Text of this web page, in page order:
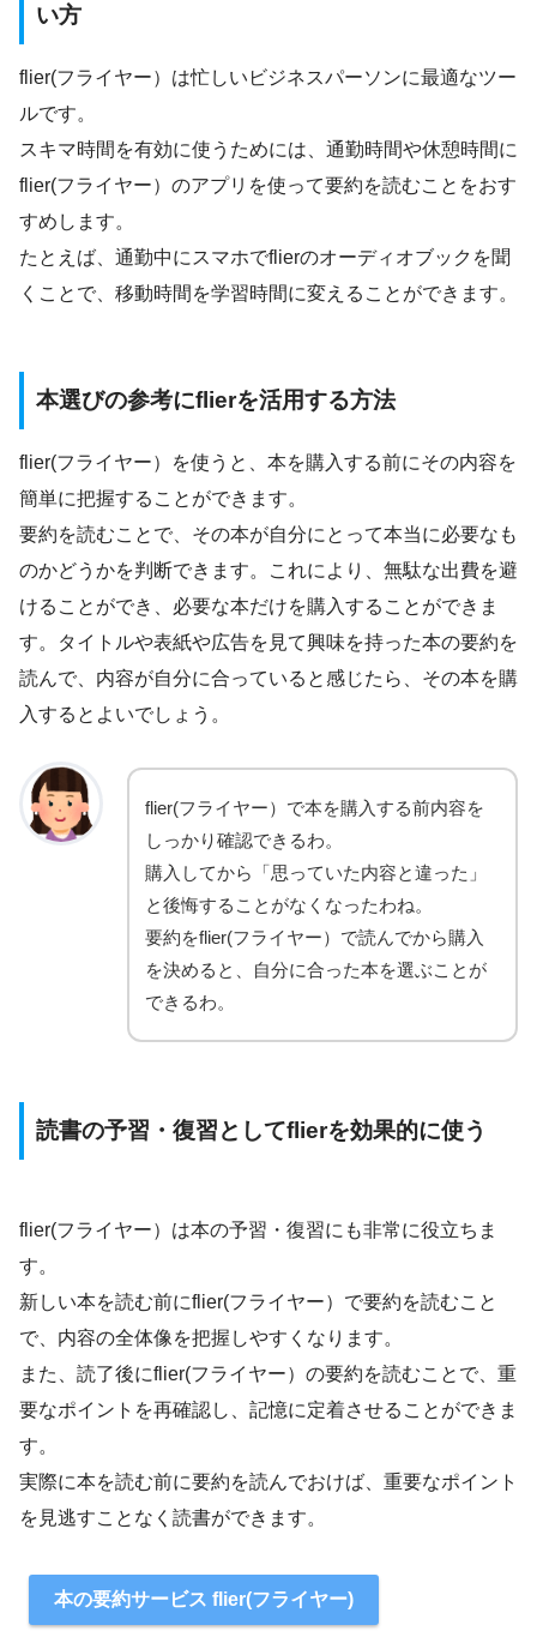
い方
flier(フライヤー）は忙しいビジネスパーソンに最適なツー
ルです。
スキマ時間を有効に使うためには、通勤時間や休憩時間に
flier(フライヤー）のアプリを使って要約を読むことをおす
すめします。
たとえば、通勤中にスマホでflierのオーディオブックを聞
くことで、移動時間を学習時間に変えることができます。
本選びの参考にflierを活用する方法
flier(フライヤー）を使うと、本を購入する前にその内容を
簡単に把握することができます。
要約を読むことで、その本が自分にとって本当に必要なも
のかどうかを判断できます。これにより、無駄な出費を避
けることができ、必要な本だけを購入することができま
す。タイトルや表紙や広告を見て興味を持った本の要約を
読んで、内容が自分に合っていると感じたら、その本を購
入するとよいでしょう。
flier(フライヤー）で本を購入する前内容を
しっかり確認できるわ。
購入してから「思っていた内容と違った」
と後悔することがなくなったわね。
要約をflier(フライヤー）で読んでから購入
を決めると、自分に合った本を選ぶことが
できるわ。
読書の予習・復習としてflierを効果的に使う
flier(フライヤー）は本の予習・復習にも非常に役立ちま
す。
新しい本を読む前にflier(フライヤー）で要約を読むこと
で、内容の全体像を把握しやすくなります。
また、読了後にflier(フライヤー）の要約を読むことで、重
要なポイントを再確認し、記憶に定着させることができま
す。
実際に本を読む前に要約を読んでおけば、重要なポイント
を見逃すことなく読書ができます。
本の要約サービス flier(フライヤー)